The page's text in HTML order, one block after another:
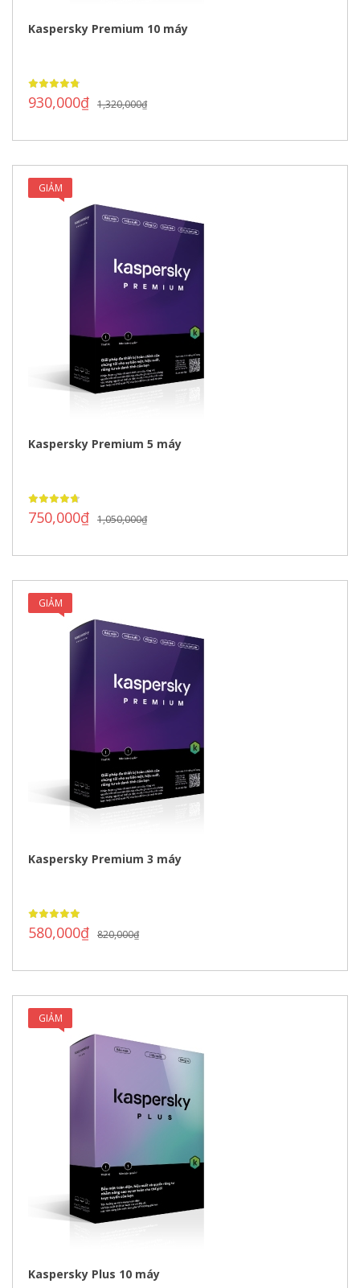
Kaspersky Premium 10 máy
1,320,000₫
930,000₫
GIẢM
Kaspersky Premium 5 máy
1,050,000₫
750,000₫
GIẢM
Kaspersky Premium 3 máy
820,000₫
580,000₫
GIẢM
Kaspersky Plus 10 máy